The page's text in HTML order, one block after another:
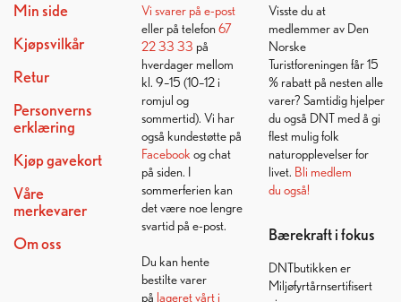
Min side
Kjøpsvilkår
Retur
Personverns
erklæring
Kjøp gavekort
Våre
merkevarer
Om oss
Vi svarer på e-post
eller på telefon 67
22 33 33 på
hverdager mellom
kl. 9–15 (10–12 i
romjul og
sommertid). Vi har
også kundestøtte på
Facebook og chat
på siden. I
sommerferien kan
det være noe lengre
svartid på e-post.
Du kan hente
bestilte varer
på lageret vårt i
Visste du at
medlemmer av Den
Norske
Turistforeningen får 15
% rabatt på nesten alle
varer? Samtidig hjelper
du også DNT med å gi
flest mulig folk
naturopplevelser for
livet. Bli medlem
du også!
Bærekraft i fokus
DNTbutikken er
Miljøfyrtårnsertifisert